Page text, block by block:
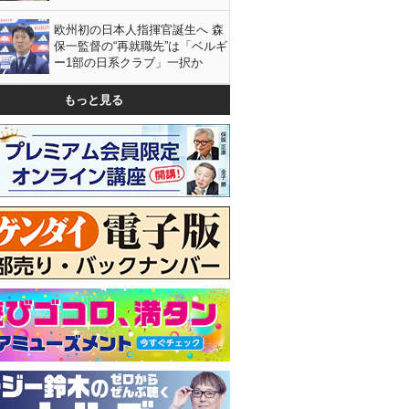
欧州初の日本人指揮官誕生へ 森
保一監督の“再就職先”は「ベルギ
ー1部の日系クラブ」一択か
もっと見る